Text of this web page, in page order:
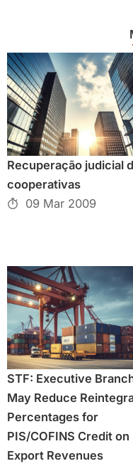
Recuperação judicial
cooperativas
09 Mar 2009
STF: Executive
May Reduce
Percentages for
PIS/COFINS Credit on
Export Revenues